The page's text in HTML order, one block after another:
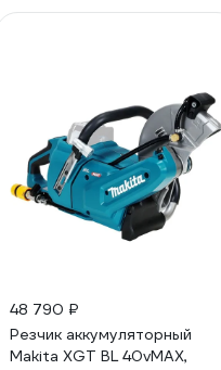
48 790 ₽
Резчик аккумуляторный
Makita XGT BL 40vMAX,